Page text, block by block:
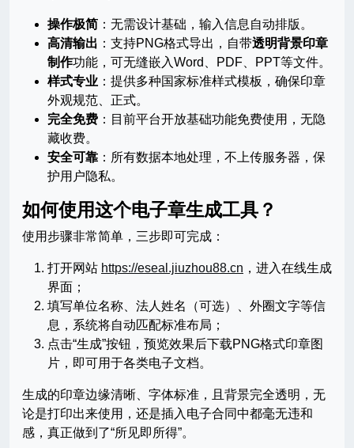
操作极简 ：无需设计基础，输入信息自动排版。
高清输出 ：支持PNG格式导出，自带透明背景印章
制作功能，可无缝嵌入Word、PDF、PPT等文件。
样式专业 ：提供多种国家标准样式模板，确保印章
外观规范、正式。
完全免费 ：目前平台开放基础功能免费使用，无隐
藏收费。
安全可靠 ：所有数据本地处理，不上传服务器，保
护用户隐私。
如何使用这个电子章生成工具？
使用步骤非常简单，三步即可完成：
打开网站 https://eseal.jiuzhou88.cn ，进入在线生成
界面；
填写单位名称、法人姓名（可选）、外圈文字等信
息，系统将自动匹配标准布局；
点击“生成”按钮，预览效果后下载PNG格式印章图
片，即可用于各类电子文档。
生成的印章边缘清晰、字体标准，且背景完全透明，无
论是打印出来使用，还是插入电子合同中都毫无违和
感，真正做到了“所见即所得”。